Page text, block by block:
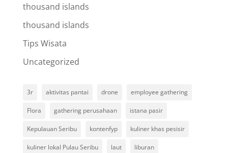
thousand islands
thousand islands
Tips Wisata
Uncategorized
3r aktivitas pantai drone employee gathering
Flora gathering perusahaan istana pasir
Kepulauan Seribu kontenfyp kuliner khas pesisir
kuliner lokal Pulau Seribu laut liburan